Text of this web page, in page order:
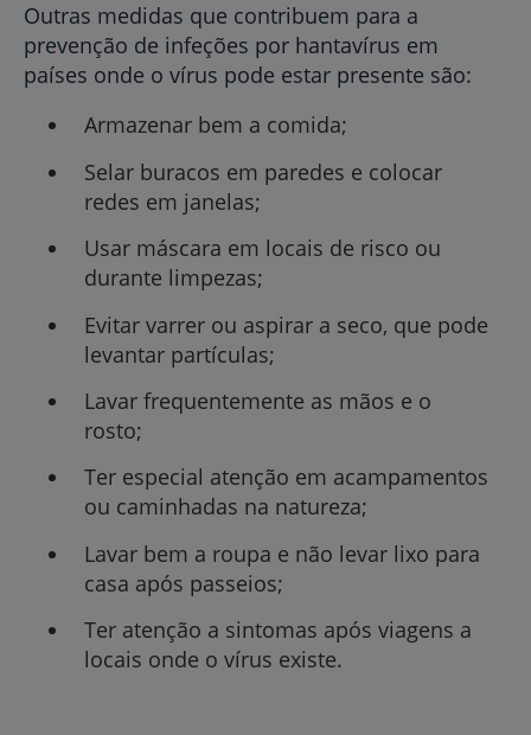
Outras medidas que contribuem para a
prevenção de infeções por hantavírus em
países onde o vírus pode estar presente são:
Armazenar bem a comida;
Selar buracos em paredes e colocar
redes em janelas;
Usar máscara em locais de risco ou
durante limpezas;
Evitar varrer ou aspirar a seco, que pode
levantar partículas;
Lavar frequentemente as mãos e o
rosto;
Ter especial atenção em acampamentos
ou caminhadas na natureza;
Lavar bem a roupa e não levar lixo para
casa após passeios;
Ter atenção a sintomas após viagens a
locais onde o vírus existe.